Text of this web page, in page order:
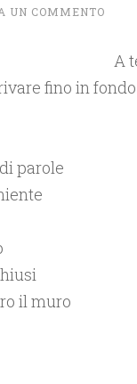
UN COMMENTO
A
fino in fondo
parole
il muro